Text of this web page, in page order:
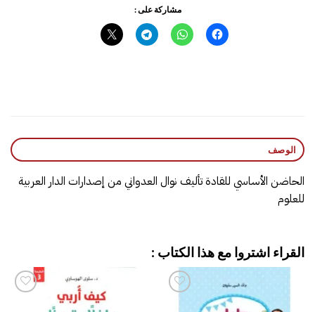
مشاركة على :
الوصف
الحاضن الأساسي للقادة تأليف نوال العدواني من إصدارات الدار العربية
للعلوم
القراء اشتروا مع هذا الكتاب :